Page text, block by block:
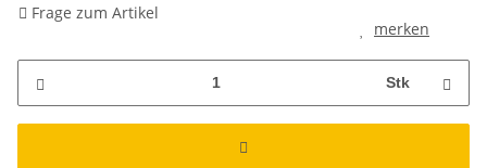
merken
Frage zum Artikel
Stk